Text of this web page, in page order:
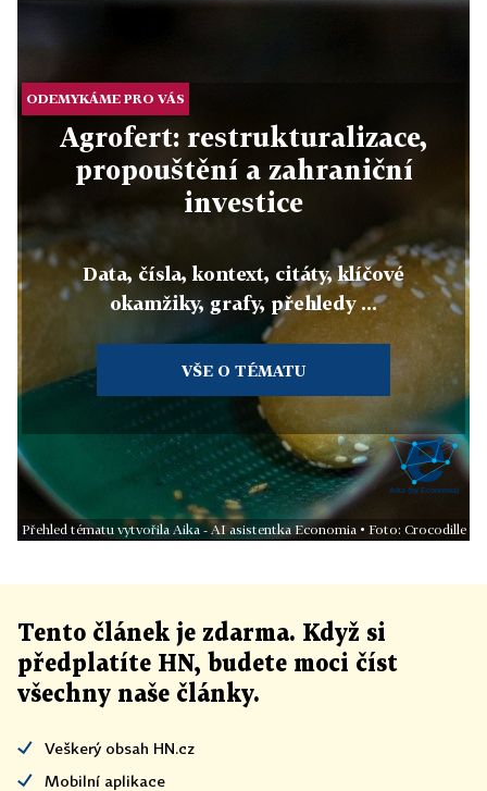
ODEMYKÁME PRO VÁS
Agrofert: restrukturalizace,
propouštění a zahraniční
investice
Data, čísla, kontext, citáty, klíčové
okamžiky, grafy, přehledy ...
VŠE O TÉMATU
Přehled tématu vytvořila Aika - AI asistentka Economia • Foto: Crocodille
Tento článek je zdarma. Když si
předplatíte HN, budete moci číst
všechny naše články.
Veškerý obsah HN.cz
Mobilní aplikace